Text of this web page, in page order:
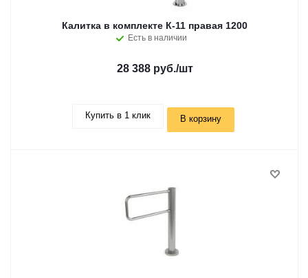
Калитка в комплекте К-11 правая 1200
Есть в наличии
28 388 руб./шт
Купить в 1 клик В корзину